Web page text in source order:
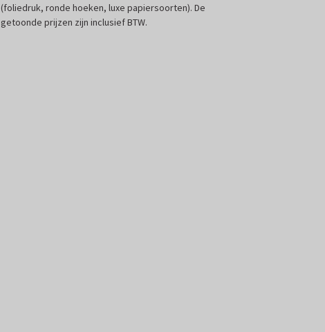
(foliedruk, ronde hoeken, luxe papiersoorten). De
getoonde prijzen zijn inclusief BTW.